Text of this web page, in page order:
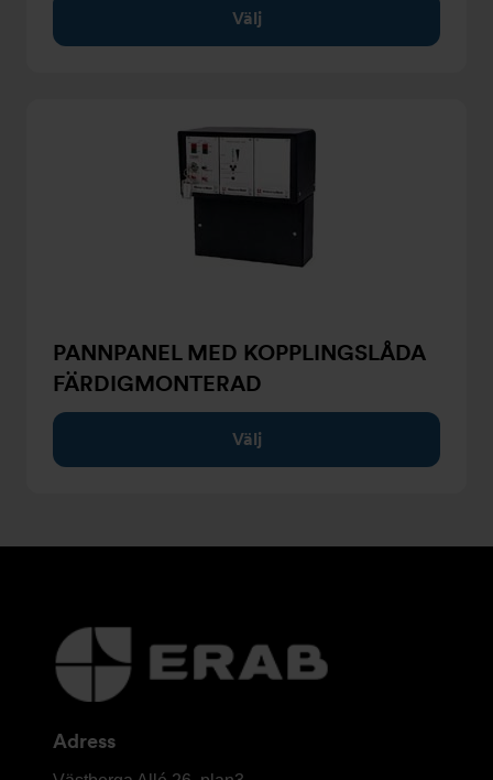
Välj
PANNPANEL MED KOPPLINGSLÅDA
FÄRDIGMONTERAD
Välj
Ytterligare
information
och
Adress